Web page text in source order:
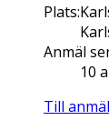
Plats:
Anmäl
10
Till